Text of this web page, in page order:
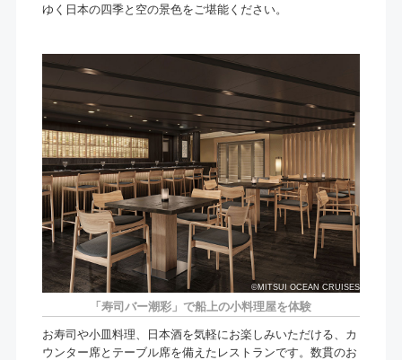
ゆく日本の四季と空の景色をご堪能ください。
©MITSUI OCEAN CRUISES
「寿司バー潮彩」で船上の小料理屋を体験
お寿司や小皿料理、日本酒を気軽にお楽しみいただける、カ
ウンター席とテーブル席を備えたレストランです。数貫のお